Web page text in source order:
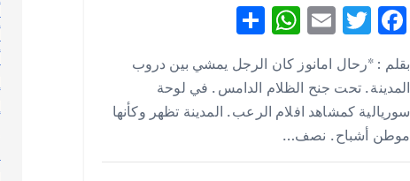
F
ac
e
b
o
o
T
w
it
te
r
E
m
ai
l
W
h
at
s
A
p
S
ar
e
بقلم : *رحال امانوز كان الرجل يمشي بين دروب
المدينة . تحت جنح الظلام الدامس . في لوحة
سوريالية كمشاهد افلام الرعب . المدينة تظهر وكأنها
موطن أشباح . نصف…